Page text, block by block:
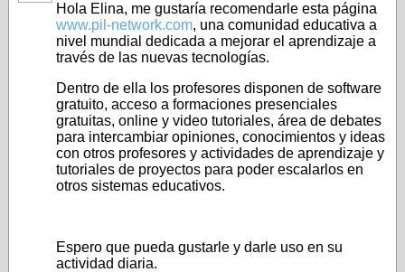
Hola Elina, me gustaría recomendarle esta página
www.pil-network.com, una comunidad educativa a
nivel mundial dedicada a mejorar el aprendizaje a
través de las nuevas tecnologías.
Dentro de ella los profesores disponen de software
gratuito, acceso a formaciones presenciales
gratuitas, online y video tutoriales, área de debates
para intercambiar opiniones, conocimientos y ideas
con otros profesores y actividades de aprendizaje y
tutoriales de proyectos para poder escalarlos en
otros sistemas educativos.
Espero que pueda gustarle y darle uso en su
actividad diaria.